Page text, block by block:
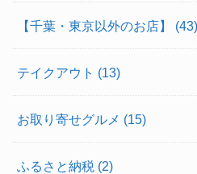
【千葉・東京以外のお店】 (43)
テイクアウト (13)
お取り寄せグルメ (15)
ふるさと納税 (2)